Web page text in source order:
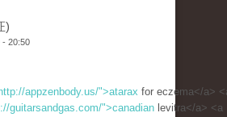
)
- 20:50
http://appzenbody.us/">atarax for eczema</a>
guitarsandgas.com/">canadian levitra</a> <a